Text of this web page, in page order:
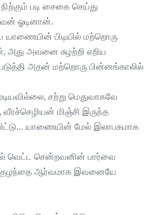
படி சைகை செய்து
ஓடினான்.
யாணையின் பிடியில் மற்றொரு
அது அவனை சுழற்றி எறிய
அதன் மற்றொரு பின்னங்காலில்
சற்று மெதுவாகவே
மிஞ்சி இருந்த
யாணையின் மேல் இலாபகமாக
வெட்ட சென்றவனின் பார்வை
குழந்தை ஆர்வமாக இவனையே